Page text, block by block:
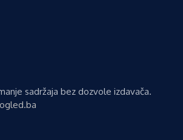
sadržaja bez dozvole izdavača.